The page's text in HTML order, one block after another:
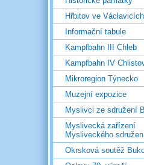
Hřbitov ve Václavicích
Informační tabule
Kampfbahn III Chleb
Kampfbahn IV
Mikroregion Týnecko
Muzejní expozice
Myslivci ze sdružení
Myslivecká zařízení
Mysliveckého
Okrsková soutěž